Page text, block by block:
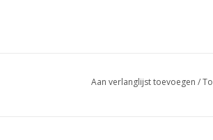
Aan verlanglijst toevoegen /